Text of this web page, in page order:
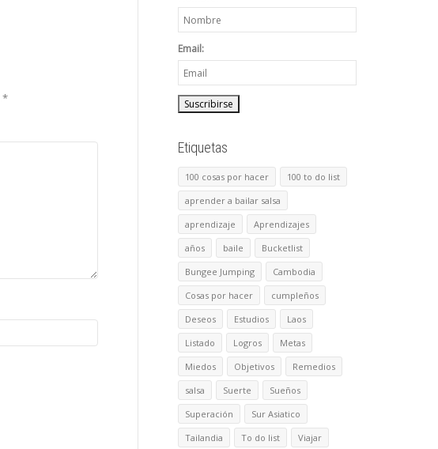
*
Email:
Etiquetas
100 cosas por hacer
100 to do list
aprender a bailar salsa
aprendizaje
Aprendizajes
años
baile
Bucketlist
Bungee Jumping
Cambodia
Cosas por hacer
cumpleños
Deseos
Estudios
Laos
Listado
Logros
Metas
Miedos
Objetivos
Remedios
salsa
Suerte
Sueños
Superación
Sur Asiatico
Tailandia
To do list Viajar